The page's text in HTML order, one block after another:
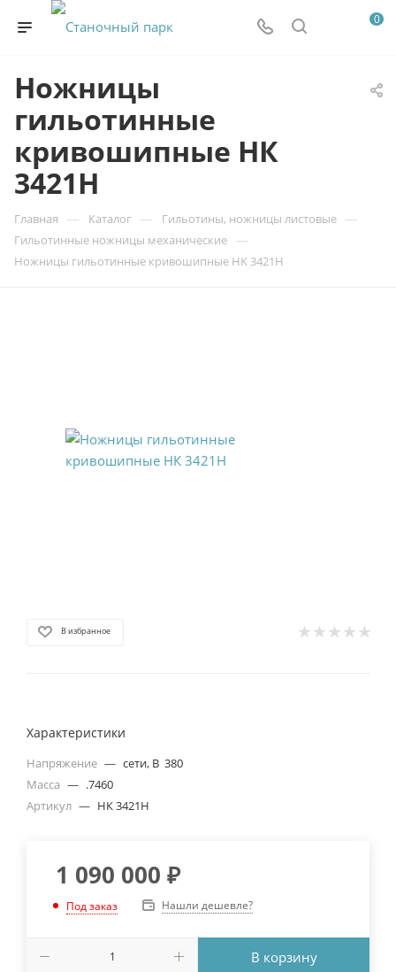
0
Ножницы
гильотинные
кривошипные НК
3421Н
Главная — Каталог — Гильотины, ножницы листовые —
Гильотинные ножницы механические —
Ножницы гильотинные кривошипные НК 3421Н
В избранное
Характеристики
Напряжение — сети, В 380
Масса — .7460
Артикул — НК 3421Н
1 090 000 ₽
Под заказ Нашли дешевле?
В корзину